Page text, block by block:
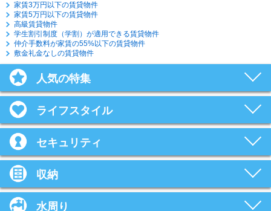
家賃3万円以下の賃貸物件
家賃5万円以下の賃貸物件
高級賃貸物件
学生割引制度（学割）が適用できる賃貸物件
仲介手数料が家賃の55%以下の賃貸物件
敷金礼金なしの賃貸物件
人気の特集
ライフスタイル
セキュリティ
収納
水周り